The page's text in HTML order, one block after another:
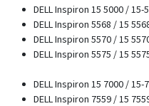
DELL Inspiron 15 5000 / 15-
DELL Inspiron 5568 / 15
DELL Inspiron 5570 / 15
DELL Inspiron 5575 / 15
DELL Inspiron 15 7000 / 15-
DELL Inspiron 7559 / 15